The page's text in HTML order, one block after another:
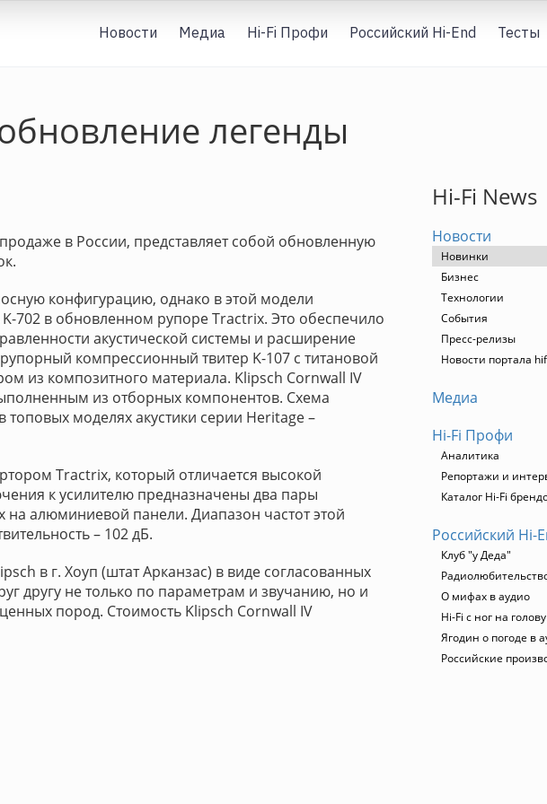
Новости Медиа Hi-Fi Профи Российский Hi-End Тесты
легенды
в России, представляет собой обновленную
конфигурацию, однако в этой модели
702 в обновленном рупоре Tractrix. Это обеспечило
акустической системы и расширение
компрессионный твитер K-107 с титановой
из композитного материала. Klipsch Cornwall IV
из отборных компонентов. Схема
топовых моделях акустики серии Heritage –
Tractrix, который отличается высокой
к усилителю предназначены два пары
алюминиевой панели. Диапазон частот этой
– 102 дБ.
в г. Хоуп (штат Арканзас) в виде согласованных
другу не только по параметрам и звучанию, но и
пород. Стоимость Klipsch Cornwall IV
Hi-Fi News
Новости
Новинки
Бизнес
Технологии
События
Пресс-релизы
Новости портала
Медиа
Hi-Fi Профи
Аналитика
Репортажи и
Каталог Hi-Fi
Российский Hi-
Клуб "у Деда"
О мифах в аудио
Hi-Fi с ног на голову
Ягодин о погоде в
Российские